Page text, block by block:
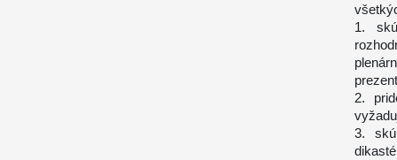
1.
2.
3.